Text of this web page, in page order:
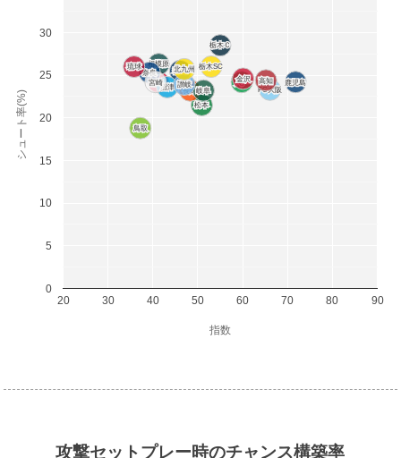
八戸
八戸
福島
福島
栃木SC
栃木SC
栃木Ｃ
栃木Ｃ
群馬
群馬
相模原
相模原
松本
松本
長野
長野
金沢
金沢
沼津
沼津 岐阜
岐阜 FC大阪
FC大阪
奈良
奈良
鳥取
鳥取
讃岐
讃岐
高知
高知
北九州
北九州
宮崎
宮崎 鹿児島
鹿児島
琉球
琉球
20 30 40 50 60 70 80 90
0
5
10
15
20
25
30
指数
シュート率(%)
攻撃セットプレー時のチャンス構築率